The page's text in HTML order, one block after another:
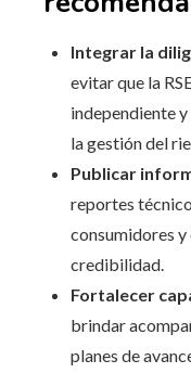
Integrar la
evitar que la
independiente
la gestión del
Publicar
reportes
consumidores
credibilidad.
Fortalecer
brindar
planes de